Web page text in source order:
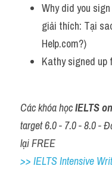
Why did you
giải thích: Tại
Help.com?)
Kathy signed up
Các khóa học IELTS
target 6.0 - 7.0 - 8.0 -
lại FREE
>> IELTS Intensive